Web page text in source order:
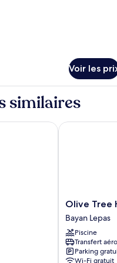
Voir les
similaires
Olive
Tree
Hotel
Bayan
Lepas
Olive Tree
Bayan Lepas
Piscine
Transfert
Parking
Wi-Fi gratuit
Olive Tree